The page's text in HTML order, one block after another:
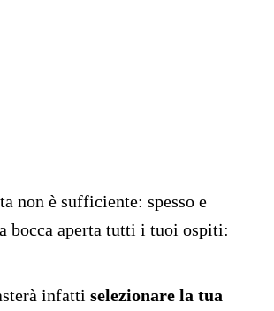
non è sufficiente: spesso e
bocca aperta tutti i tuoi ospiti:
infatti selezionare la tua